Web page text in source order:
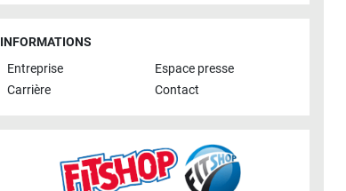
INFORMATIONS
Entreprise
Espace presse
Carrière
Contact